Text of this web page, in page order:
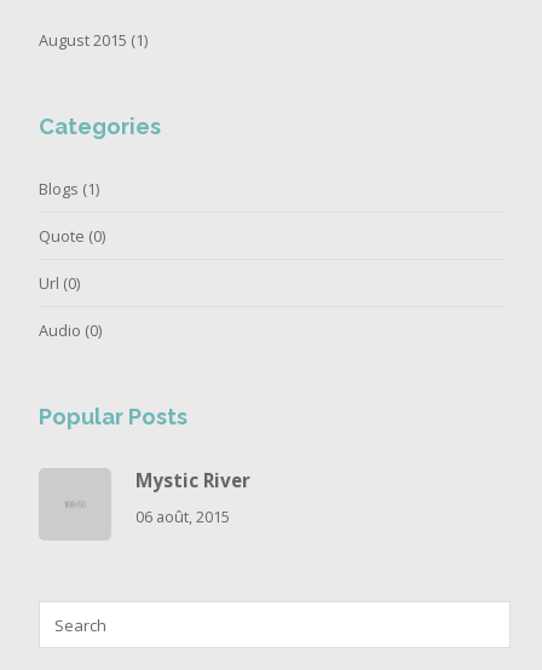
August 2015 (1)
Categories
Blogs (1)
Quote (0)
Url (0)
Audio (0)
Popular Posts
Mystic River
06 août, 2015